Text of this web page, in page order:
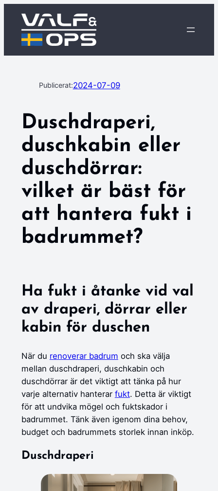
innehåll
Publicerat:2024-07-09
Duschdraperi,
duschkabin eller
duschdörrar:
vilket är bäst för
att hantera fukt i
badrummet?
Ha fukt i åtanke vid val
av draperi, dörrar eller
kabin för duschen
När du renoverar badrum och ska välja
mellan duschdraperi, duschkabin och
duschdörrar är det viktigt att tänka på hur
varje alternativ hanterar fukt. Detta är viktigt
för att undvika mögel och fuktskador i
badrummet. Tänk även igenom dina behov,
budget och badrummets storlek innan inköp.
Duschdraperi